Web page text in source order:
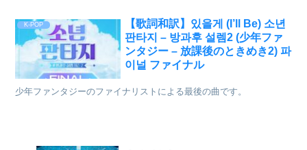
K-POP
【歌詞和訳】있을게 (I’ll Be) 소년
판타지 – 방과후 설렘2 (少年ファ
ンタジー – 放課後のときめき2) 파
이널 ファイナル
少年ファンタジーのファイナリストによる最後の曲です。